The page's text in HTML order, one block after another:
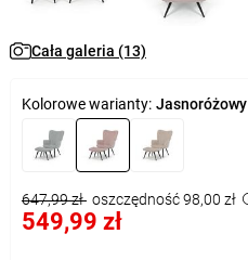
Cała galeria (13)
Kolorowe warianty: Jasnoróżowy
647,99 zł oszczędność 98,00 zł
549,99 zł